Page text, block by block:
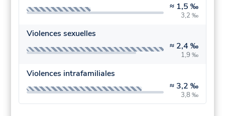
≈ 1,5 ‰
3,2 ‰
Violences sexuelles
≈ 2,4 ‰
1,9 ‰
Violences intrafamiliales
≈ 3,2 ‰
3,8 ‰